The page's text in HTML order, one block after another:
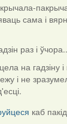
сама і
раз і
на гадзіну і
і не
каб